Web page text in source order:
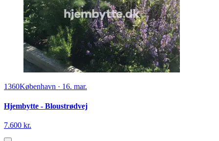
1360København · 16. mar.
Hjembytte - Bloustrødvej
7.600 kr.